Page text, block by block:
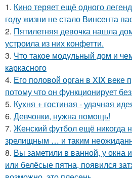
1. Кино теряет ещё одного
году жизни не стало Винсента
2. Пятилетняя девочка нашла
устроила из них конфетти.
3. Что такое модульный дом и
каркасного
4. Его половой орган в XIX веке
потому что он функционирует
5. Кухня + гостиная - удачная
6. Девчонки, нужна помощь!
7. Женский футбол ещё никогда
зрелищным … и таким
8. Вы заметили в ванной, у окна
или белёсые пятна, появился